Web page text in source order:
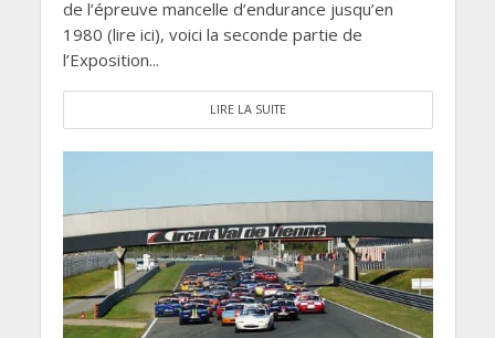
de l’épreuve mancelle d’endurance jusqu’en
1980 (lire ici), voici la seconde partie de
l’Exposition...
LIRE LA SUITE